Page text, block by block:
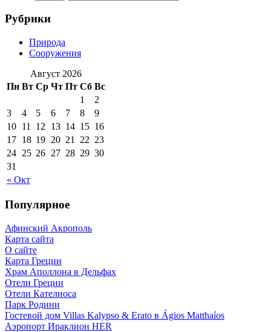
Рубрики
Природа
Сооружения
Август 2026
Пн Вт Ср Чт Пт Сб Вс
« Окт
1
2
3
4 5 6 7 8
9
10 11 12 13 14 15 16
17 18 19 20 21 22 23
24 25 26 27 28 29 30
31
Популярное
Афинский Акрополь
Карта сайта
О сайте
Карта Греции
Храм Аполлона в Дельфах
Отели Греции
Отели Кателиоса
Парк Родини
Гостевой дом Villas Kalypso & Erato в Ágios Matthaíos
Аэропорт Ираклион HER